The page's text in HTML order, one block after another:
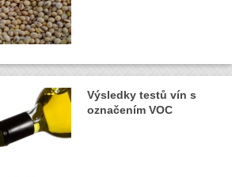
Výsledky testů vín s
označením VOC